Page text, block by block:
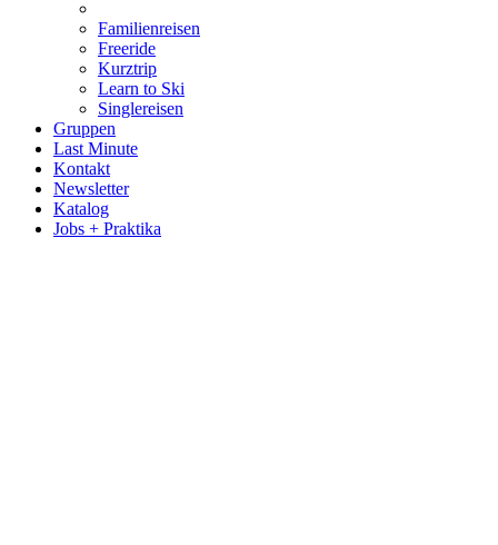
Familienreisen
Freeride
Kurztrip
Learn to Ski
Singlereisen
Gruppen
Last Minute
Kontakt
Newsletter
Katalog
Jobs + Praktika